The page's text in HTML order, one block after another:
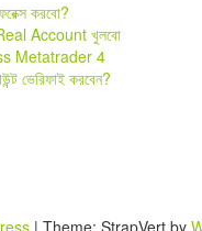
করবো?
Account খুলবো
Metatrader 4
ভেরিফাই করবেন?
| Theme: StrapVert by